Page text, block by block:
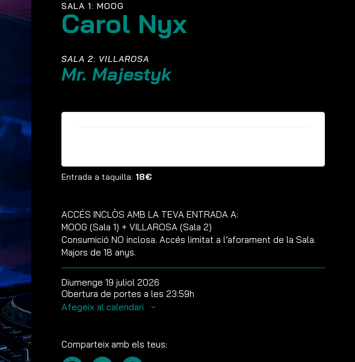
SALA 1: MOOG
Carol Nyx
SALA 2: VILLAROSA
Mr. Majestyk
Entrada a taquilla: 18€
ACCÉS INCLÒS AMB LA TEVA ENTRADA A:
MOOG (Sala 1) + VILLAROSA (Sala 2)
Consumició NO inclosa. Accés limitat a l’aforament de la Sala.
Majors de 18 anys.
Diumenge 19 juliol 2026
Obertura de portes a les 23:59h
Afegeix al calendari
Comparteix amb els teus: